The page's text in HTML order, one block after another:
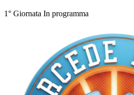
1° Giornata In programma